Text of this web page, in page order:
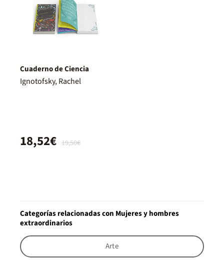
Cuaderno de Ciencia
Ignotofsky, Rachel
19,50€
18,52€
Categorías relacionadas con Mujeres y hombres
extraordinarios
Arte